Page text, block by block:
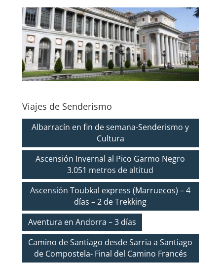
Viajes de Senderismo
Albarracín en fin de semana-Senderismo y
Cultura
Ascensión Invernal al Pico Garmo Negro
3.051 metros de altitud
Ascensión Toubkal express (Marruecos) – 4
días – 2 de Trekking
Aventura en Andorra – 3 días
Camino de Santiago desde Sarria a Santiago
de Compostela- Final del Camino Francés